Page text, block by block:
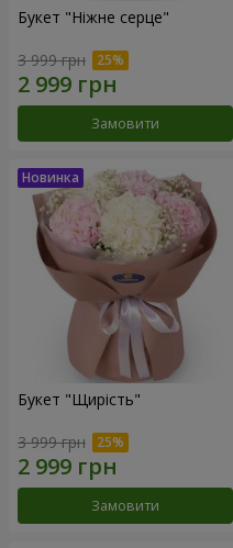
Букет "Ніжне серце"
3 999 грн
Замовити
Букет "Щирість"
3 999 грн
Замовити